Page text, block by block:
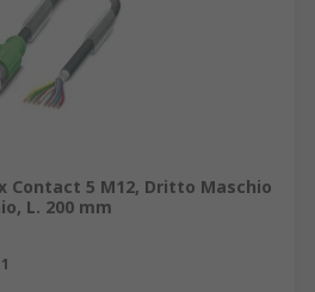
Contact 5 M12, Dritto Maschio
L. 200 mm